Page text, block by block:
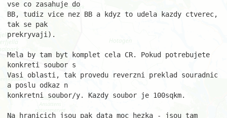
vse co zasahuje do
BB, tudiz vice nez BB a kdyz to udela kazdy ctverec,
tak se pak
prekryvaji).
Mela by tam byt komplet cela CR. Pokud potrebujete
konkreti soubor s
Vasi oblasti, tak provedu reverzni preklad souradnic
a poslu odkaz n
konkretni soubor/y. Kazdy soubor je 100sqkm.
Na hranicich jsou pak data moc hezka - jsou tam